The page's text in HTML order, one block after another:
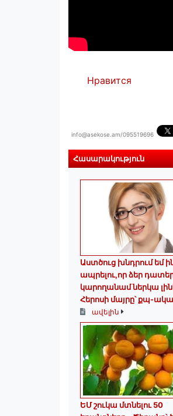
Нравится
info@asekose.am/095519696
Հասարակություն
Աստծուց խնդրում եմ
ապրելու,որ ձեր
կարողանամ ներկա
Հերոսի մայրը՝ քպ-
ավելին
ԵՄ շուկա մտնելու 50